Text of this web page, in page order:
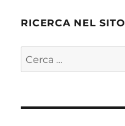
RICERCA NEL SITO
Cerca: